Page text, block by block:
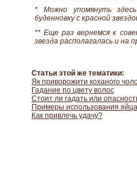
* Можно упомянуть
буденновку с красной
** Еще раз вернемся к
звезда располагалась и на
Статьи этой же тематики:
Як приворожити коханого
Гадание по цвету волос
Стоит ли гадать или
Примеры использования
Как привлечь удачу?